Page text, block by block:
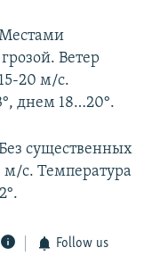
Ветер
20 м/с.
днем 18…20°.
существенных
м/с. Температура
Follow us